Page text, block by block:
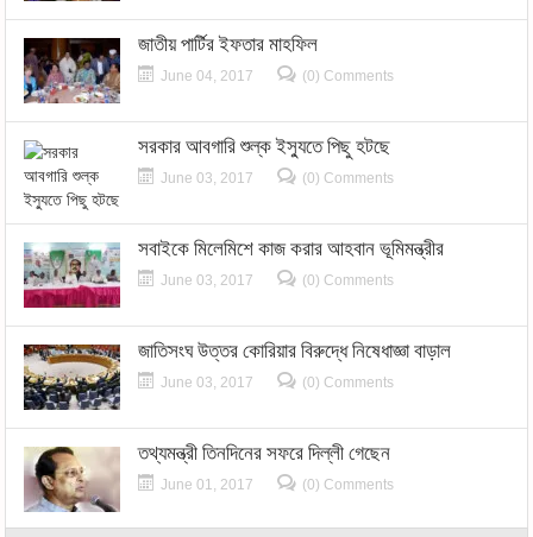
জাতীয় পার্টির ইফতার মাহফিল
June 04, 2017 (0) Comments
সরকার আবগারি শুল্ক ইস্যুতে পিছু হটছে
June 03, 2017 (0) Comments
সবাইকে মিলেমিশে কাজ করার আহবান ভূমিমন্ত্রীর
June 03, 2017 (0) Comments
জাতিসংঘ উত্তর কোরিয়ার বিরুদ্ধে নিষেধাজ্ঞা বাড়াল
June 03, 2017 (0) Comments
তথ্যমন্ত্রী তিনদিনের সফরে দিল্লী গেছেন
June 01, 2017 (0) Comments